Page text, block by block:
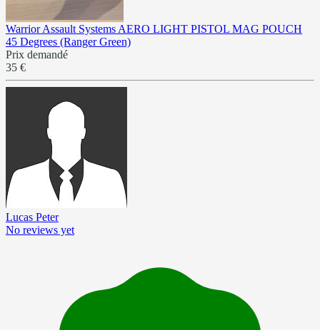
Warrior Assault Systems AERO LIGHT PISTOL MAG POUCH
45 Degrees (Ranger Green)
Prix demandé
35 €
Lucas Peter
No reviews yet